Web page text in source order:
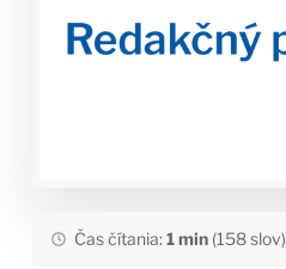
Čas čítania:1 min(158 slov)